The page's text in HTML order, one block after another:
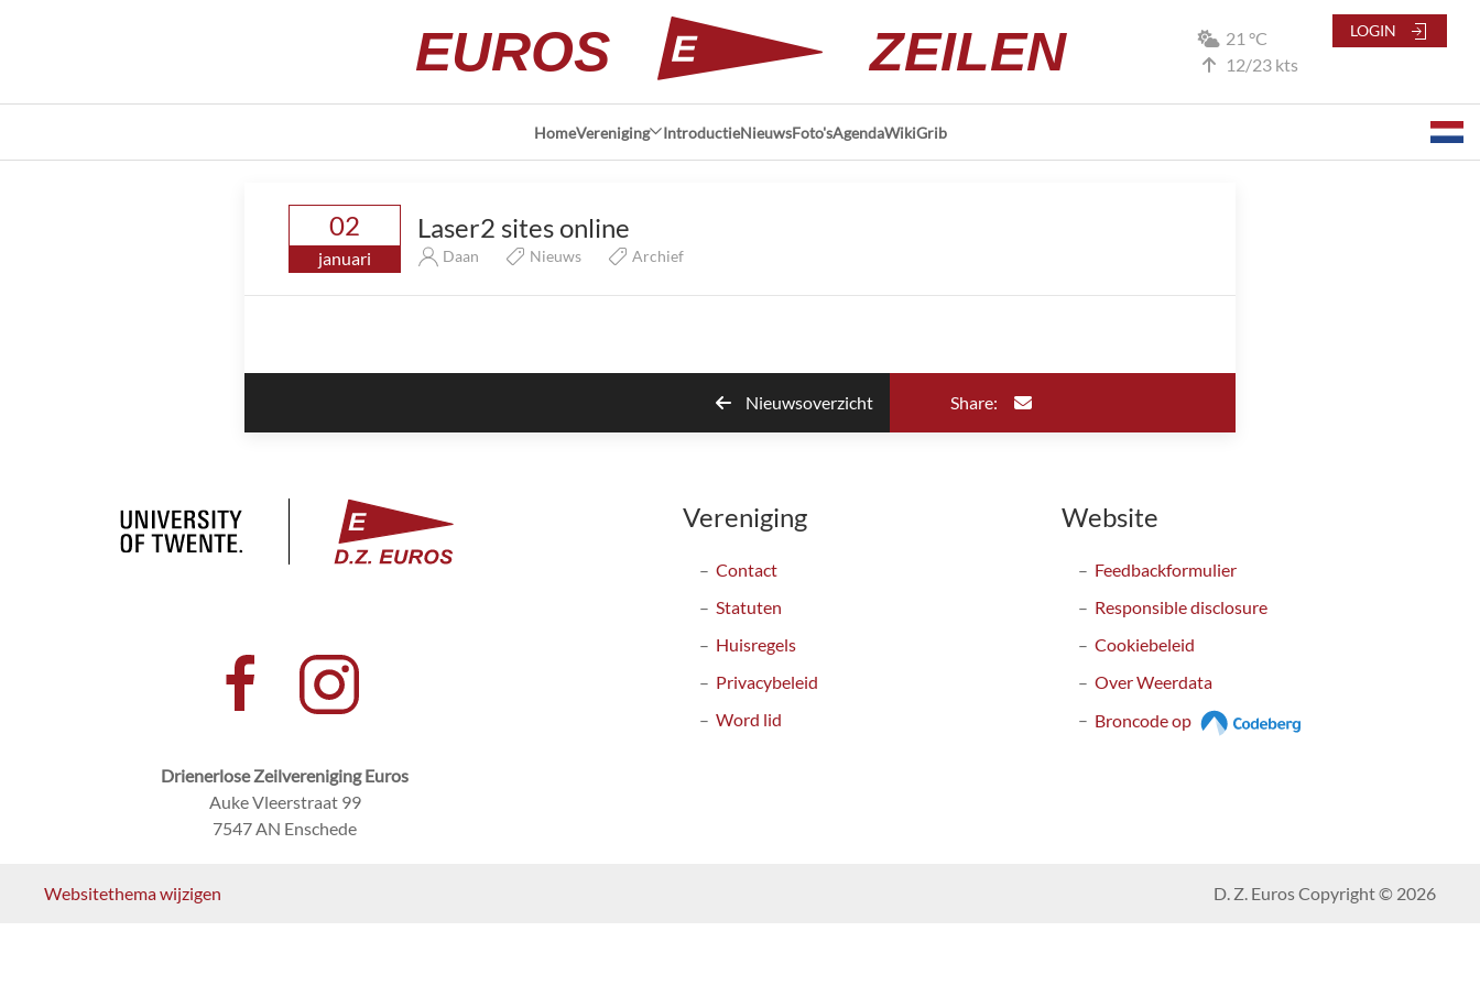
21 °C
12/23 kts
EUROS ZEILEN
HomeVereniging IntroductieNieuwsFoto'sAgendaWikiGrib
LOGIN
02
januari
Laser2 sites online
Daan Nieuws Archief
Nieuwsoverzicht Share:
Drienerlose Zeilvereniging Euros
Auke Vleerstraat 99
7547 AN Enschede
Vereniging
Contact
Statuten
Huisregels
Privacybeleid
Word lid
Website
Feedbackformulier
Responsible disclosure
Cookiebeleid
Over Weerdata
Broncode op
Websitethema wijzigen D. Z. Euros Copyright © 2026